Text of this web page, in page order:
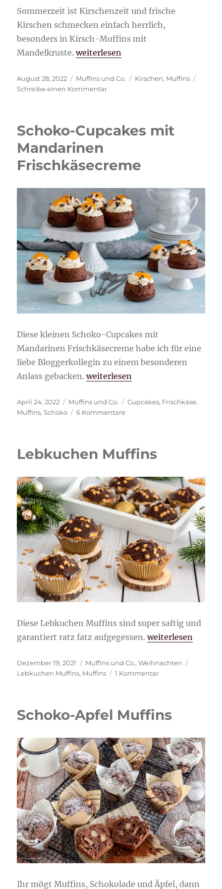
Sommerzeit ist Kirschenzeit und frische
Kirschen schmecken einfach herrlich,
besonders in Kirsch-Muffins mit
Mandelkruste.„Kirsch-Muffins mit Mandelkruste“
weiterlesen
Veröffentlicht
am
August 28, 2022 Kategorien
Muffins und Co. Schlagwörter
Kirschen, Muffins
Schreibe einen Kommentarzu
Mandelkruste
Schoko-Cupcakes mit
Mandarinen
Frischkäsecreme
Diese kleinen Schoko-Cupcakes mit
Mandarinen Frischkäsecreme habe ich für eine
liebe Bloggerkollegin zu einem besonderen
Anlass gebacken.„Schoko-Cupcakes mit
weiterlesen
Veröffentlicht
am
April 24, 2022 Kategorien
Muffins und Co. Schlagwörter
Cupcakes, Frischkäse,
Muffins,Schoko 6 Kommentarezu
Mandarinen
Lebkuchen Muffins
Diese Lebkuchen Muffins sind super saftig und
garantiert ratz fatz aufgegessen.„Lebkuchen
weiterlesen
Veröffentlicht
am
Dezember 19, 2021 Kategorien
Muffins und Co.,Weihnachten
Lebkuchen Muffins, Muffins 1 Kommentarzu
Schoko-Apfel Muffins
Ihr mögt Muffins, Schokolade und Äpfel, dann